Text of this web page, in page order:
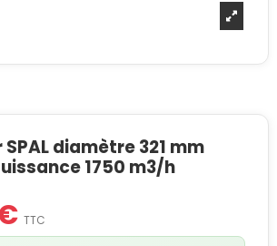
diamètre 321 mm
1750 m3/h
TTC